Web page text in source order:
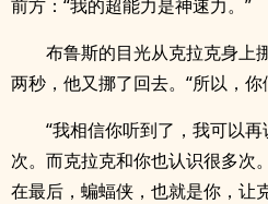
前方：“我的超能力是神速力。”
布鲁斯的目光从克拉克身上
两秒，他又挪了回去。“所以，
“我相信你听到了，我可以
次。而克拉克和你也认识很多次
在最后，蝙蝠侠，也就是你，让